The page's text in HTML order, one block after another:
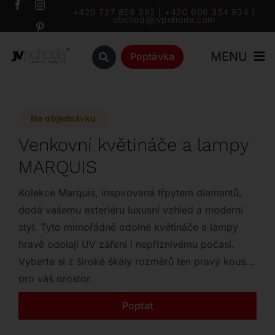
Přeskočit
+420 727 859 382 +420 606 354 934
obchod@jvpohoda.com
Poptávka MENU
Značky
Outlet
Na objednávku
Venkovní květináče a lampy
MARQUIS
Kolekce Marquis, inspirovaná třpytem diamantů,
dodá vašemu exteriéru luxusní vzhled a moderní
styl. Tyto mimořádně odolné květináče a lampy
hravě odolají UV záření i nepříznivému počasí.
Vyberte si z široké škály rozměrů ten pravý kousek
pro váš prostor.
Poptat